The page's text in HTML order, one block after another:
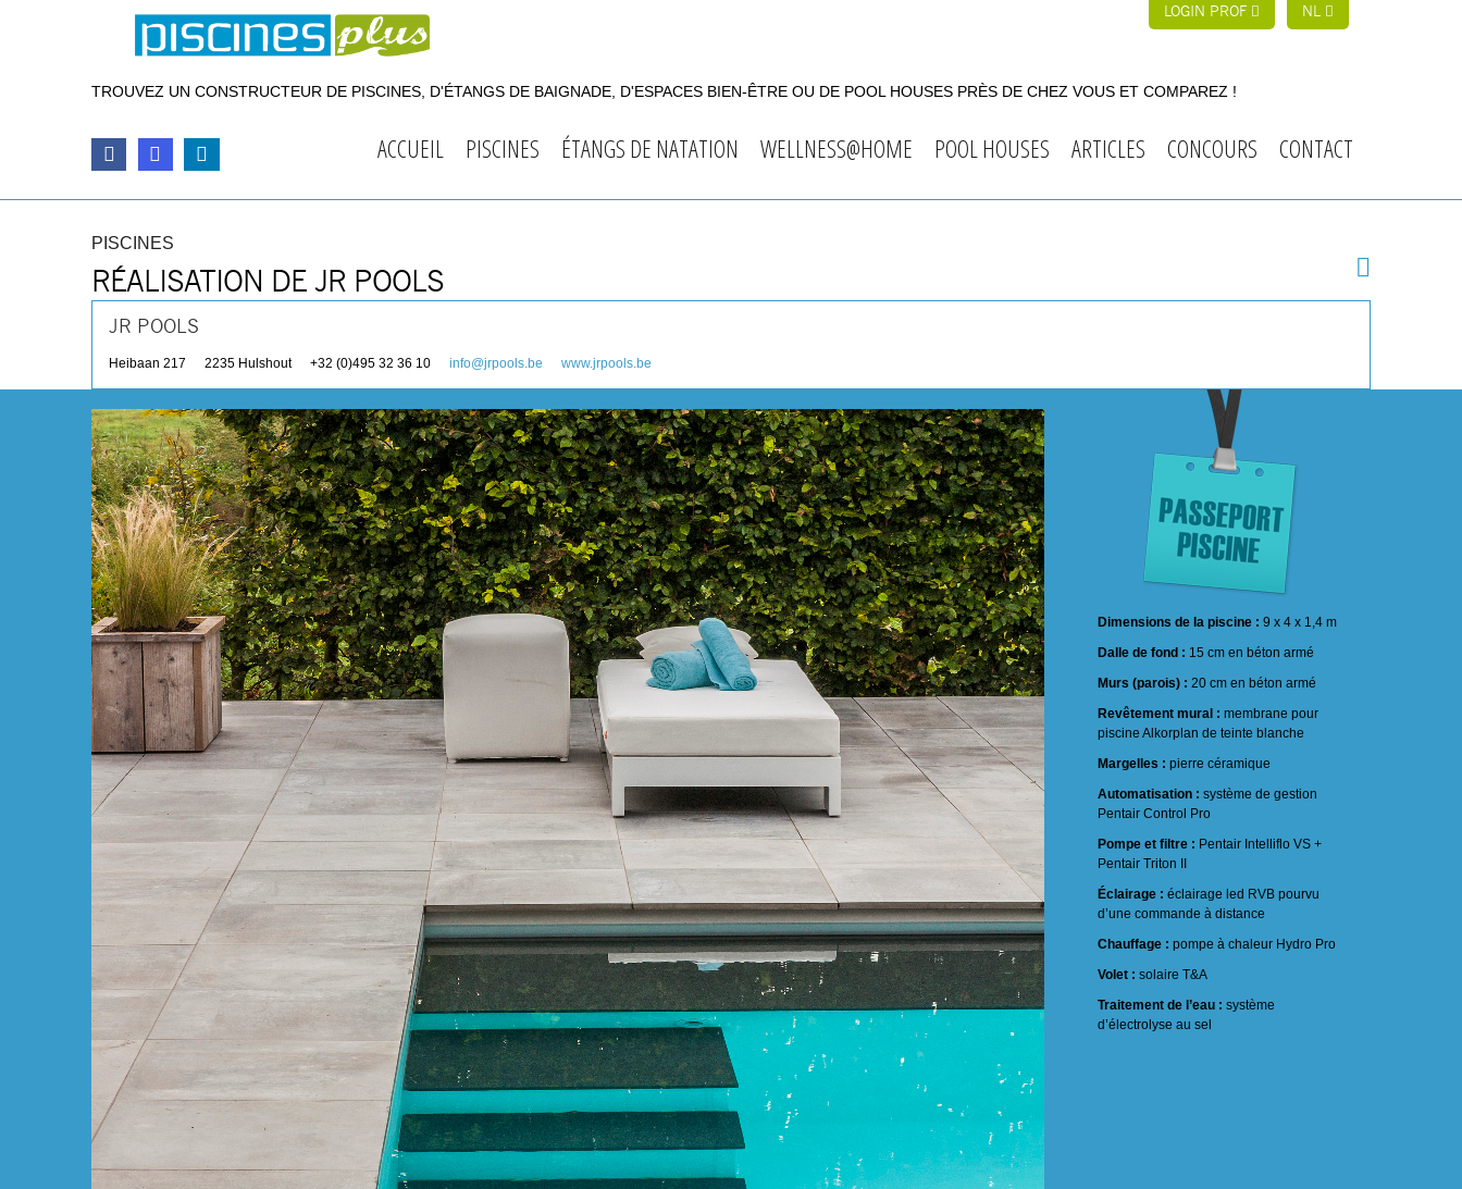
LOGIN PROF NL
TROUVEZ UN CONSTRUCTEUR DE PISCINES, D'ÉTANGS DE BAIGNADE, D'ESPACES BIEN-ÊTRE OU DE POOL HOUSES PRÈS DE CHEZ VOUS ET COMPAREZ !
ACCUEIL PISCINES ÉTANGS DE NATATION WELLNESS@HOME POOL HOUSES ARTICLES CONCOURS CONTACT
PISCINES
RÉALISATION DE JR POOLS
JR POOLS
Heibaan 217 2235 Hulshout +32 (0)495 32 36 10 info@jrpools.be www.jrpools.be
Dimensions de la piscine : 9 x 4 x 1,4 m
Dalle de fond : 15 cm en béton armé
Murs (parois) : 20 cm en béton armé
Revêtement mural : membrane pour
piscine Alkorplan de teinte blanche
Margelles : pierre céramique
Automatisation : système de gestion
Pentair Control Pro
Pompe et filtre : Pentair Intelliflo VS +
Pentair Triton II
Éclairage : éclairage led RVB pourvu
d’une commande à distance
Chauffage : pompe à chaleur Hydro Pro
Volet : solaire T&A
Traitement de l’eau : système
d’électrolyse au sel